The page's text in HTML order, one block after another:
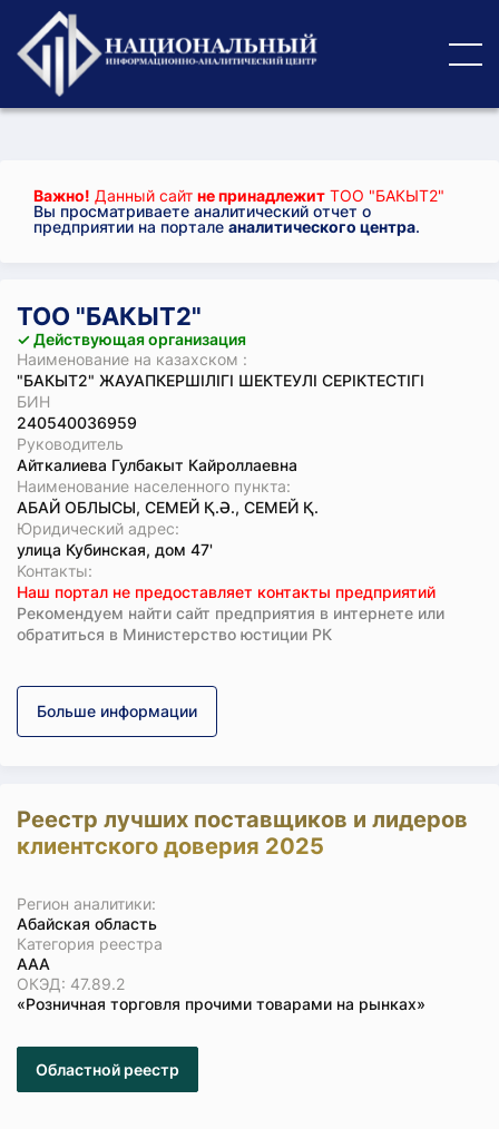
Важно! Данный сайт не принадлежит ТОО "БАКЫТ2"
Вы просматриваете аналитический отчет о
предприятии на портале аналитического центра.
ТОО "БАКЫТ2"
✓ Действующая организация
Наименование на казахском :
"БАКЫТ2" ЖАУАПКЕРШІЛІГІ ШЕКТЕУЛІ СЕРІКТЕСТІГІ
БИН
240540036959
Руководитель
Айткалиева Гулбакыт Кайроллаевна
Наименование населенного пункта:
АБАЙ ОБЛЫСЫ, СЕМЕЙ Қ.Ә., СЕМЕЙ Қ.
Юридический адрес:
улица Кубинская, дом 47'
Koнтaкты:
Наш портал не предоставляет контакты предприятий
Рекомендуем найти сайт предприятия в интернете или
обратиться в Министерство юстиции РК
Больше информации
Реестр лучших поставщиков и лидеров
клиентского доверия 2025
Регион аналитики:
Абайская область
Категория реестра
ААА
ОКЭД: 47.89.2
«Розничная торговля прочими товарами на рынках»
Областной реестр